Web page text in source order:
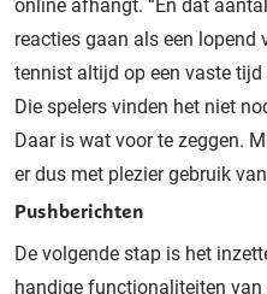
online afhangt. “En dat
reacties gaan als een lopend
tennist altijd op een vaste
Die spelers vinden het niet
Daar is wat voor te zeggen.
er dus met plezier gebruik
Pushberichten
De volgende stap is het
handige functionaliteiten van